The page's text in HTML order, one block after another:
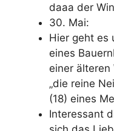
daaa der
30. Mai:
Hier geht es
eines
einer
„die reine
(18) eines
Interessant